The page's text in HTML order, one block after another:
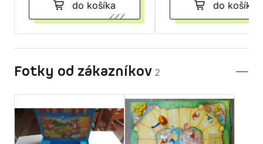
do košíka do košíka
Fotky od zákazníkov 2